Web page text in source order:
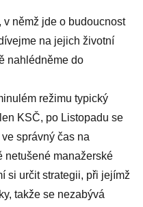
němž jde o budoucnost
na jejich životní
nahlédněme do
režimu typický
KSČ, po Listopadu se
správný čas na
netušené manažerské
si určit strategii, při jejímž
takže se nezabývá